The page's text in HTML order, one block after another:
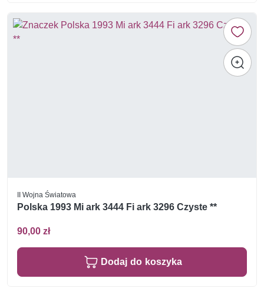
II Wojna Światowa
Polska 1993 Mi ark 3444 Fi ark 3296 Czyste **
90,00 zł
Dodaj do koszyka